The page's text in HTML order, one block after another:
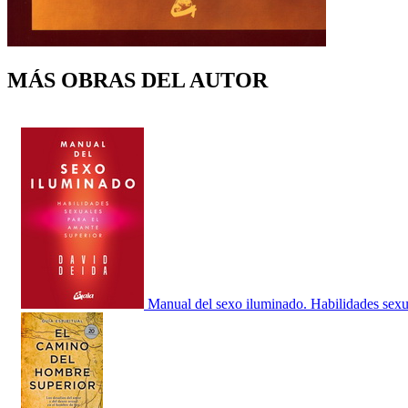
MÁS OBRAS DEL AUTOR
Manual del sexo iluminado. Habilidades